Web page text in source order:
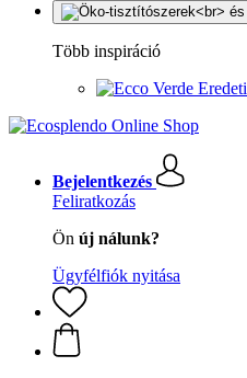
Több inspiráció
Bejelentkezés
Feliratkozás
Ön új nálunk?
Ügyfélfiók nyitása